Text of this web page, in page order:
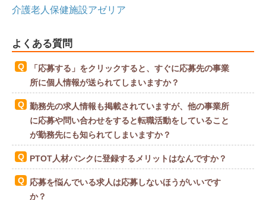
介護老人保健施設アゼリア
よくある質問
「応募する」をクリックすると、すぐに応募先の事業
所に個人情報が送られてしまいますか？
勤務先の求人情報も掲載されていますが、他の事業所
に応募や問い合わせをすると転職活動をしていること
が勤務先にも知られてしまいますか？
PTOT人材バンクに登録するメリットはなんですか？
応募を悩んでいる求人は応募しないほうがいいです
か？